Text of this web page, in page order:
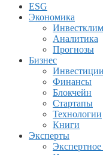
ESG
Экономика
Аналитика
Прогнозы
Бизнес
Инвестиции
Финансы
Блокчейн
Стартапы
Технологии
Книги
Эксперты